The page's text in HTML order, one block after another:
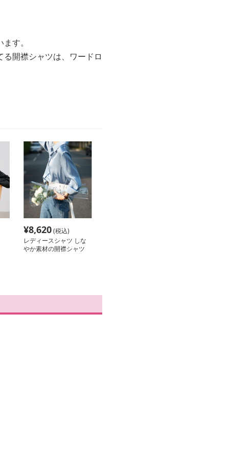
す。
開襟シャツは、ワードロ
¥8,620(税込)
レディースシャツ しな
やか素材の開襟シャツ